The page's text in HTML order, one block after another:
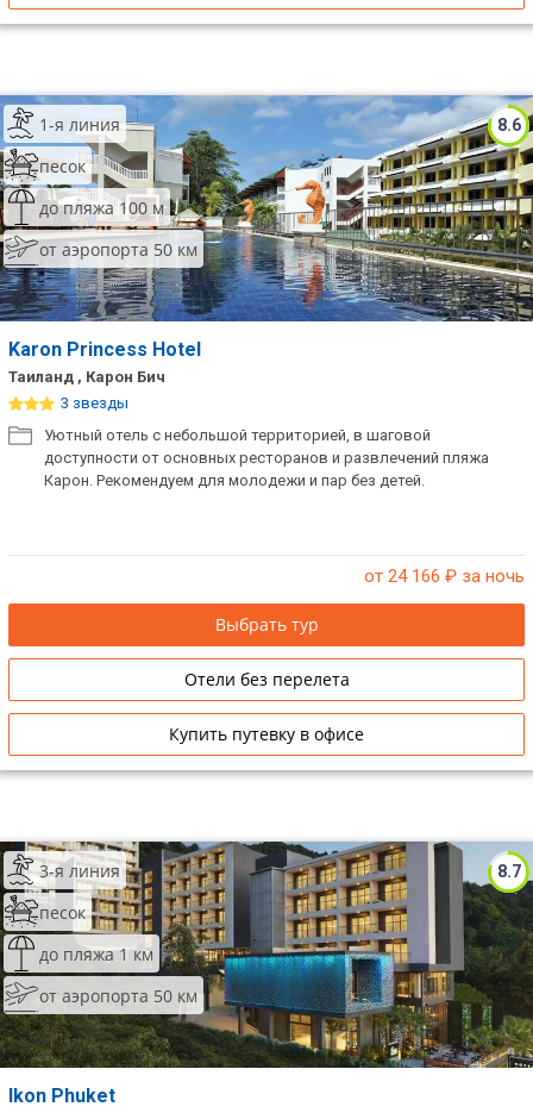
8.6
1-я линия
песок
до пляжа 100 м
от аэропорта 50 км
Karon Princess Hotel
Таиланд , Карон Бич
3 звезды
Уютный отель с небольшой территорией, в шаговой
доступности от основных ресторанов и развлечений пляжа
Карон. Рекомендуем для молодежи и пар без детей.
от 24 166 ₽ за ночь
Выбрать тур
Отели без перелета
Купить путевку в офисе
8.7
3-я линия
песок
до пляжа 1 км
от аэропорта 50 км
Ikon Phuket